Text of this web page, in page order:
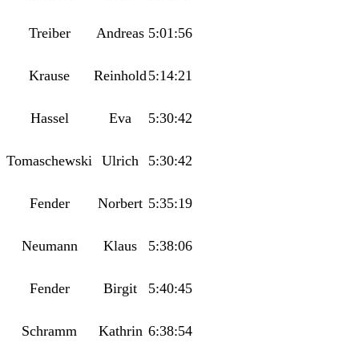
Treiber Andreas 5:01:56
Krause Reinhold5:14:21
Hassel Eva 5:30:42
Tomaschewski Ulrich 5:30:42
Fender Norbert 5:35:19
Neumann Klaus 5:38:06
Fender Birgit 5:40:45
Schramm Kathrin 6:38:54